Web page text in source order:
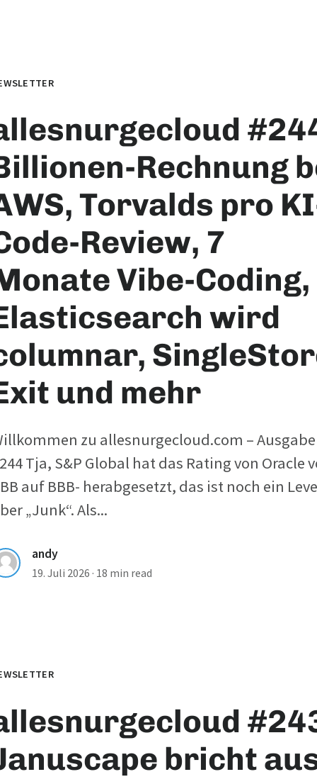
Rechnung
Torvalds pro
Review, 7
Vibe-Coding,
wird
und mehr
zu allesnurgecloud.com – Ausgabe
Tja, S&P Global hat das Rating von Oracle
auf BBB- herabgesetzt, das ist noch ein
„Junk“. Als...
andy
19. Juli 2026 · 18 min read
bricht